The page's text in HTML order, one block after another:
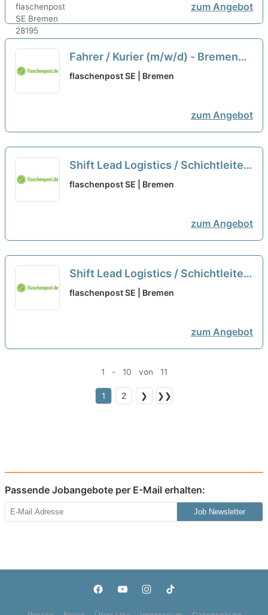
zum Angebot
Fahrer / Kurier (m/w/d) - Bremen
neu
flaschenpost SE | Bremen
zum Angebot
Shift Lead Logistics / Schichtleiter
(m/w/d) neu
flaschenpost SE | Bremen
zum Angebot
Shift Lead Logistics / Schichtleiter
(m/w/d) neu
flaschenpost SE | Bremen
zum Angebot
1 - 10 von 11
1 2 ❯ ❯❯
Passende Jobangebote per E-Mail erhalten:
Job Newsletter